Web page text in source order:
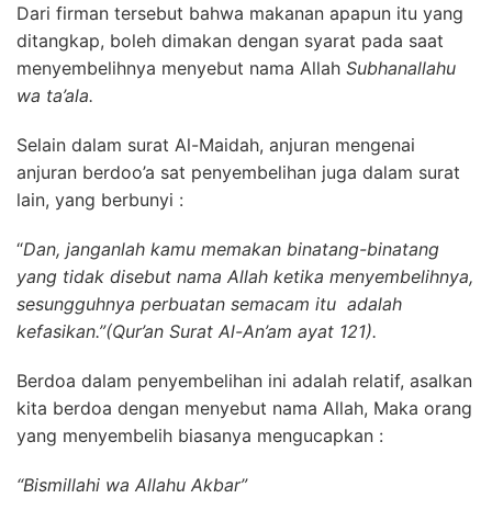
Dari firman tersebut bahwa makanan apapun itu yang
ditangkap, boleh dimakan dengan syarat pada saat
menyembelihnya menyebut nama Allah Subhanallahu
wa ta’ala.
Selain dalam surat Al-Maidah, anjuran mengenai
anjuran berdoo’a sat penyembelihan juga dalam surat
lain, yang berbunyi :
“Dan, janganlah kamu memakan binatang-binatang
yang tidak disebut nama Allah ketika menyembelihnya,
sesungguhnya perbuatan semacam itu adalah
kefasikan.”(Qur’an Surat Al-An’am ayat 121).
Berdoa dalam penyembelihan ini adalah relatif, asalkan
kita berdoa dengan menyebut nama Allah, Maka orang
yang menyembelih biasanya mengucapkan :
“Bismillahi wa Allahu Akbar”